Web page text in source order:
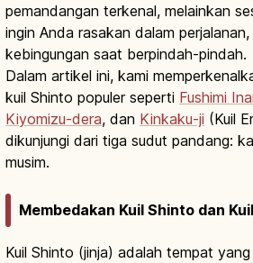
pemandangan terkenal, melainkan
ingin Anda rasakan dalam
kebingungan saat berpindah-pindah.
Dalam artikel ini, kami
kuil Shinto populer seperti Fushimi
Kiyomizu-dera, dan Kinkaku-ji (Kuil
dikunjungi dari tiga sudut pandang:
musim.
Membedakan Kuil Shinto dan
Kuil Shinto (jinja) adalah tempat